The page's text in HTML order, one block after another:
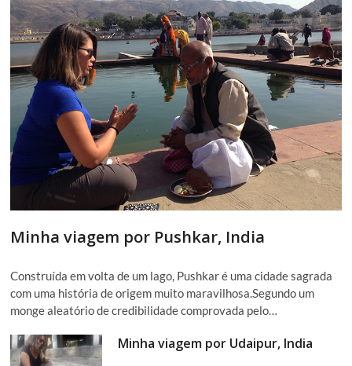
Minha viagem por Pushkar, India
Construída em volta de um lago, Pushkar é uma cidade sagrada
com uma história de origem muito maravilhosa.Segundo um
monge aleatório de credibilidade comprovada pelo…
Minha viagem por Udaipur, India